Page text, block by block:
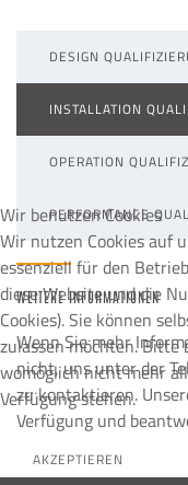
DESIGN
INSTALLATION
OPERATION
PERFORMANCE
WEITERE INFORMATIONEN
Wenn Sie mehr
nicht, uns unter der
zu kontaktieren.
Verfügung und
Wir benutzen Cookies
Wir nutzen Cookies auf
essenziell für den
diese Website und die
Cookies). Sie können
zulassen möchten. Bitte
womöglich nicht mehr
Verfügung stehen.
AKZEPTIEREN